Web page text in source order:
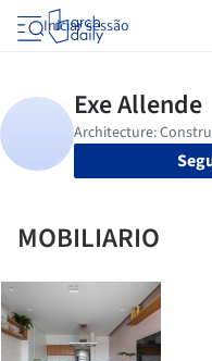
Iniciar sessão
MOBILIARIO